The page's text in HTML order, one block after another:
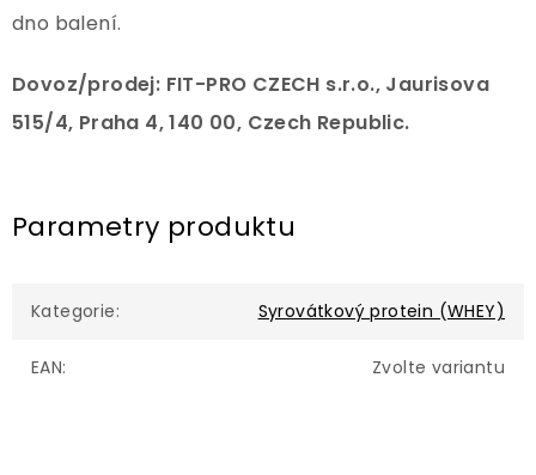
dno balení.
Dovoz/prodej: FIT-PRO CZECH s.r.o., Jaurisova
515/4, Praha 4, 140 00, Czech Republic.
Parametry produktu
Kategorie: Syrovátkový protein (WHEY)
EAN: Zvolte variantu